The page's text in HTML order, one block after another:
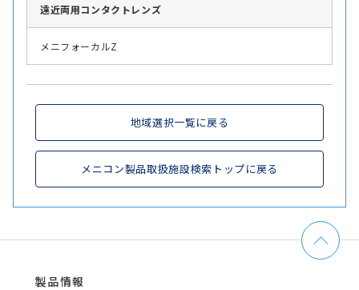
遠近両用コンタクトレンズ
メニフォーカルZ
地域選択一覧に戻る
メニコン製品取扱施設検索トップに戻る
製品情報